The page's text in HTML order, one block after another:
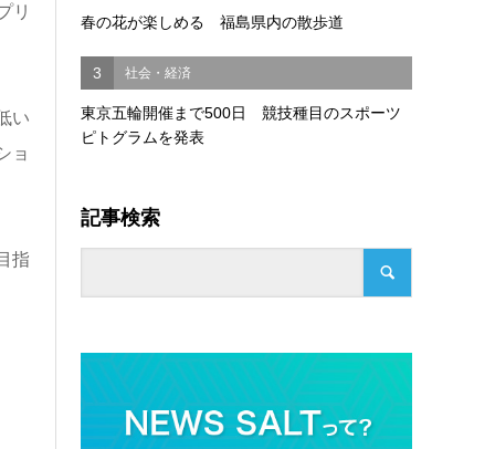
リ
い
ョ
指
春の花が楽しめる 福島県内の散歩道
3 社会・経済
東京五輪開催まで500日 競技種目のスポーツ
ピトグラムを発表
記事検索